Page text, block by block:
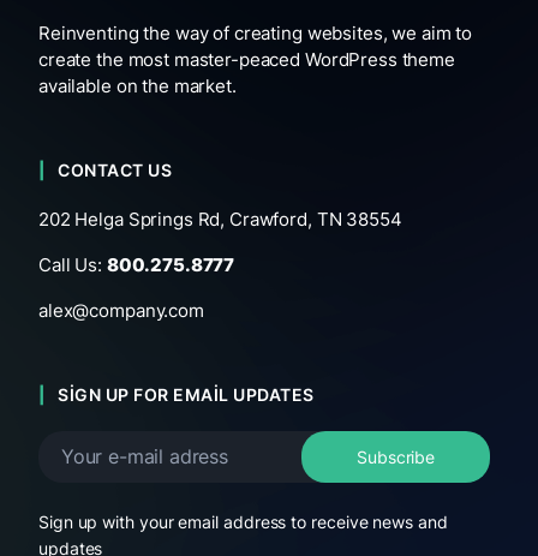
Reinventing the way of creating websites, we aim to
create the most master-peaced WordPress theme
available on the market.
CONTACT US
202 Helga Springs Rd, Crawford, TN 38554
Call Us: 800.275.8777
alex@company.com
SIGN UP FOR EMAIL UPDATES
Sign up with your email address to receive news and
updates